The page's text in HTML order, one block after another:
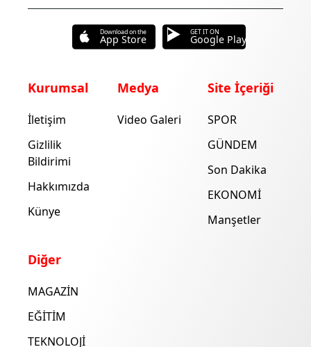
Download on the
App Store
GET IT ON
Google Play
Kurumsal
İletişim
Gizlilik
Bildirimi
Hakkımızda
Künye
Medya
Video Galeri
Site İçeriği
SPOR
GÜNDEM
Son Dakika
EKONOMİ
Manşetler
Diğer
MAGAZİN
EĞİTİM
TEKNOLOJİ